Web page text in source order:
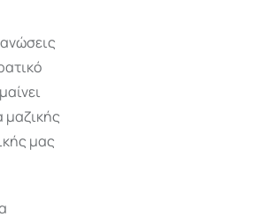
μαζικής
μας